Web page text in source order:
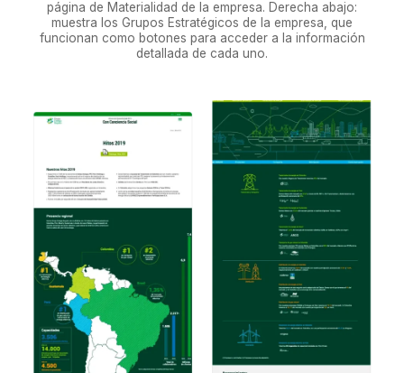
página de Materialidad de la empresa. Derecha abajo:
muestra los Grupos Estratégicos de la empresa, que
funcionan como botones para acceder a la información
detallada de cada uno.